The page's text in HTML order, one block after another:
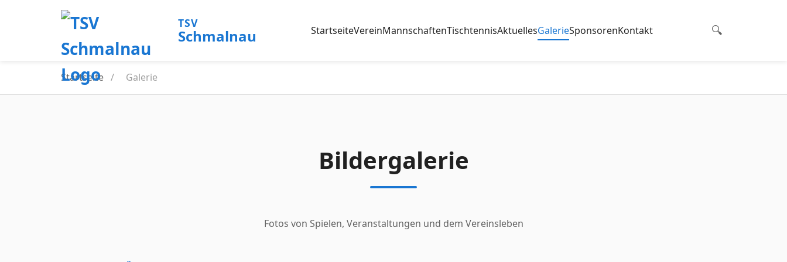
TSV
Schmalnau StartseiteVereinMannschaftenTischtennisAktuellesGalerieSponsorenKontakt 🔍
Startseite / Galerie
Bildergalerie
Fotos von Spielen, Veranstaltungen und dem Vereinsleben